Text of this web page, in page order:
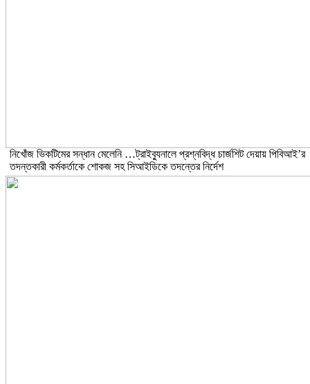
নিখোঁজ ভিকটিমের সন্ধান মেলেনি …ট্রাইব্যুনালে প্রশ্নবিদ্ধ চার্জশিট দেয়ায় পিবিআই’র
তদন্তকারী কর্মকর্তাকে শোকজ সহ সিআইডিকে তদন্তের নির্দেশ